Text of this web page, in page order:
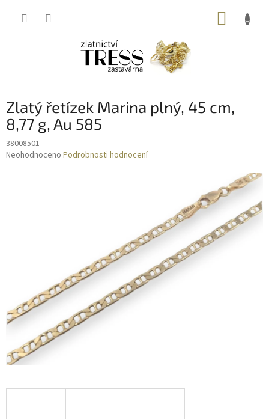
Zlatý řetízek Marina plný, 45 cm,
8,77 g, Au 585
38008501
Průměrné
Neohodnoceno Podrobnosti hodnocení